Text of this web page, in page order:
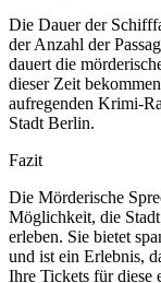
Die Dauer der
der Anzahl der
dauert die
dieser Zeit
aufregenden Krimi-
Stadt Berlin.
Fazit
Die Mörderische
Möglichkeit, die
erleben. Sie bietet
und ist ein Erlebnis,
Ihre Tickets für diese